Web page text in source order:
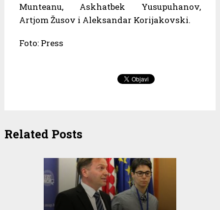
Munteanu, Askhatbek Yusupuhanov,
Artjom Žusov i Aleksandar Korijakovski.
Foto: Press
Related Posts